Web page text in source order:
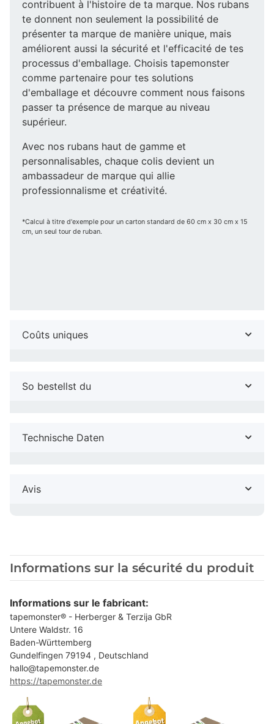
contribuent à l'histoire de ta marque. Nos rubans
te donnent non seulement la possibilité de
présenter ta marque de manière unique, mais
améliorent aussi la sécurité et l'efficacité de tes
processus d'emballage. Choisis tapemonster
comme partenaire pour tes solutions
d'emballage et découvre comment nous faisons
passer ta présence de marque au niveau
supérieur.
Avec nos rubans haut de gamme et
personnalisables, chaque colis devient un
ambassadeur de marque qui allie
professionnalisme et créativité.
*Calcul à titre d'exemple pour un carton standard de 60 cm x 30 cm x 15
cm, un seul tour de ruban.
Coûts uniques
So bestellst du
Technische Daten
Avis
Informations sur la sécurité du produit
Informations sur le fabricant:
tapemonster® - Herberger & Terzija GbR
Untere Waldstr. 16
Baden-Württemberg
Gundelfingen 79194 , Deutschland
hallo@tapemonster.de
https://tapemonster.de